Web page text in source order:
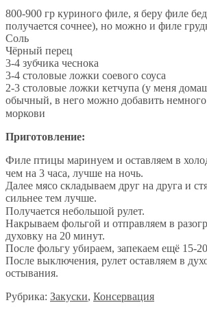
800-900 гр куриного филе, я беру филе
получается сочнее), но можно и филе
Соль
Чёрный перец
3-4 зубчика чеснока
3-4 столовые ложки соевого соуса
2-3 столовые ложки кетчупа (у меня
обычный, в него можно добавить
моркови ⠀
Приготовление:
Филе птицы маринуем и оставляем в
чем на 3 часа, лучше на ночь.⠀
Далее мясо складываем друг на друга и
сильнее тем лучше.
Получается небольшой рулет.⠀
Накрываем фольгой и отправляем в
духовку на 20 минут.
После фольгу убираем, запекаем ещё 15-
После выключения, рулет оставляем в
остывания.
Рубрика: Закуски, Консервация